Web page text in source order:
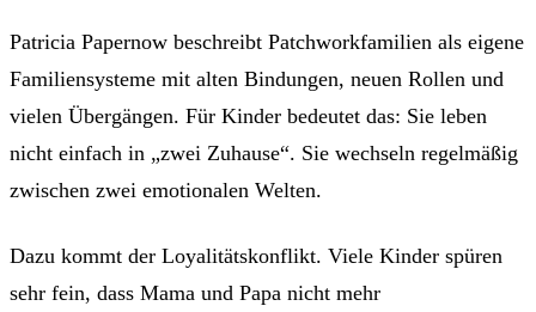
Patricia Papernow beschreibt Patchworkfamilien als eigene
Familiensysteme mit alten Bindungen, neuen Rollen und
vielen Übergängen. Für Kinder bedeutet das: Sie leben
nicht einfach in „zwei Zuhause“. Sie wechseln regelmäßig
zwischen zwei emotionalen Welten.
Dazu kommt der Loyalitätskonflikt. Viele Kinder spüren
sehr fein, dass Mama und Papa nicht mehr